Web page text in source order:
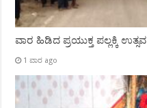
ವಾರ ಹಿಡಿದ ಪ್ರಯುಕ್ತ ಪಲ್ಲಕ್ಕಿ ಉತ್ಸವ
1 ವಾರ ago